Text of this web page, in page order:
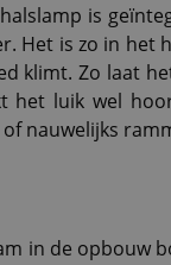
is
Het is zo in het
klimt. Zo laat
het luik wel
nauwelijks
in de opbouw